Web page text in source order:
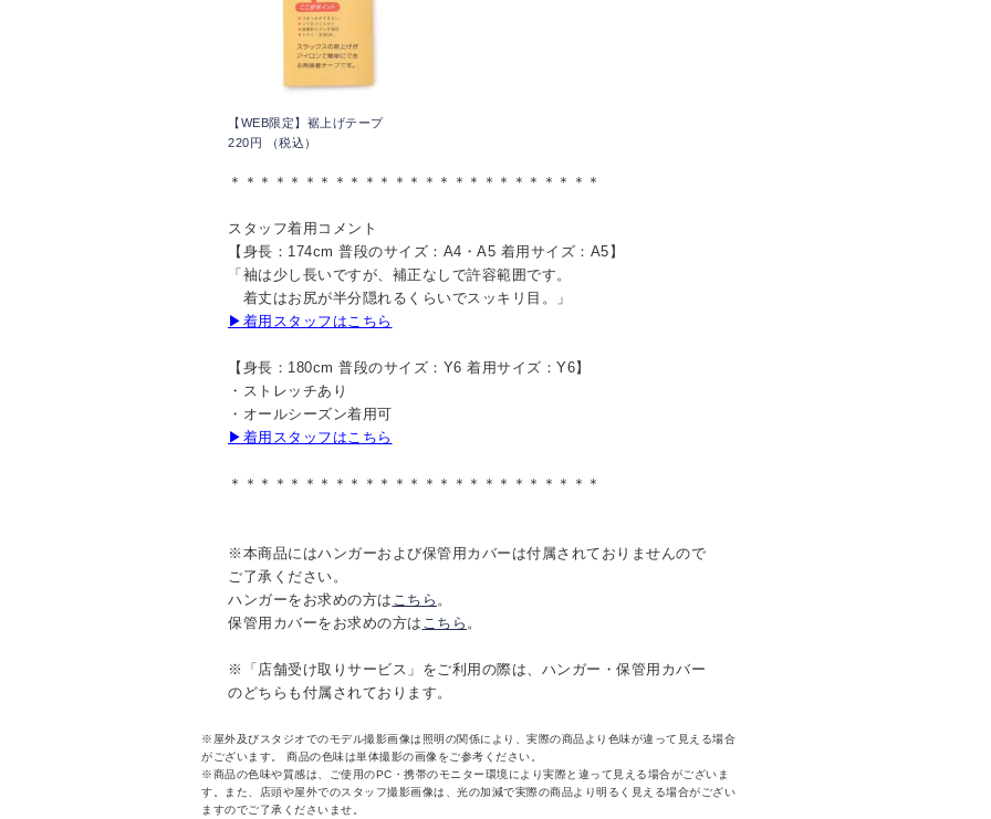
【WEB限定】裾上げテープ
220円 （税込）
＊＊＊＊＊＊＊＊＊＊＊＊＊＊＊＊＊＊＊＊＊＊＊＊＊
スタッフ着用コメント
【身長：174cm 普段のサイズ：A4・A5 着用サイズ：A5】
「袖は少し長いですが、補正なしで許容範囲です。
着丈はお尻が半分隠れるくらいでスッキリ目。」
▶着用スタッフはこちら
【身長：180cm 普段のサイズ：Y6 着用サイズ：Y6】
・ストレッチあり
・オールシーズン着用可
▶着用スタッフはこちら
＊＊＊＊＊＊＊＊＊＊＊＊＊＊＊＊＊＊＊＊＊＊＊＊＊
※本商品にはハンガーおよび保管用カバーは付属されておりませんので
ご了承ください。
ハンガーをお求めの方は こちら 。
保管用カバーをお求めの方は こちら 。
※「店舗受け取りサービス」をご利用の際は、ハンガー・保管用カバー
のどちらも付属されております。
※屋外及びスタジオでのモデル撮影画像は照明の関係により、実際の商品より色味が違って見える場合
がございます。 商品の色味は単体撮影の画像をご参考ください。
※商品の色味や質感は、ご使用のPC・携帯のモニター環境により実際と違って見える場合がございま
す。また、店頭や屋外でのスタッフ撮影画像は、光の加減で実際の商品より明るく見える場合がござい
ますのでご了承くださいませ。